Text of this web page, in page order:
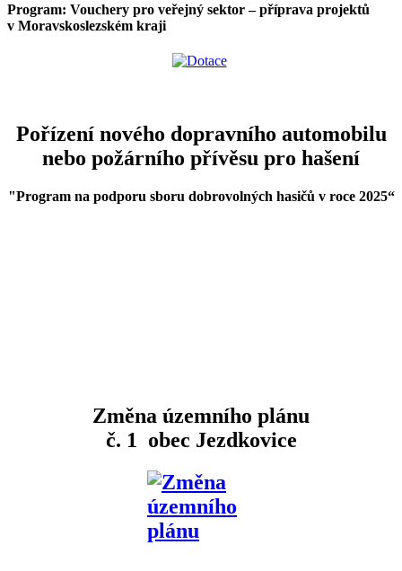
Program: Vouchery pro veřejný sektor – příprava projektů
v Moravskoslezském kraji
Pořízení nového dopravního automobilu
nebo požárního přívěsu pro hašení
"Program na podporu sboru dobrovolných hasičů v roce 2025“
Změna územního plánu
č. 1 obec Jezdkovice